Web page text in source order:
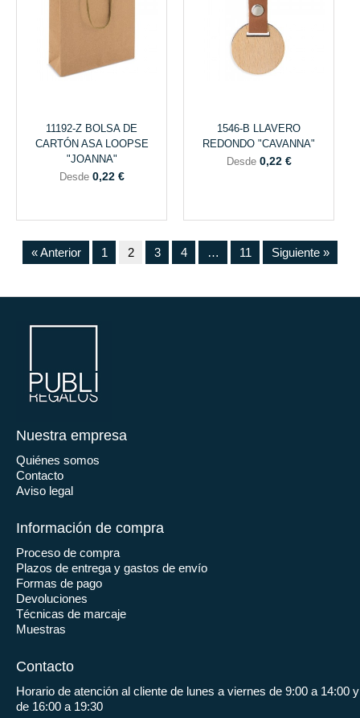
11192-Z BOLSA DE
CARTÓN ASA LOOPSE
"JOANNA"
Desde 0,22 €
1546-B LLAVERO
REDONDO "CAVANNA"
Desde 0,22 €
« Anterior 1 2 3 4 … 11 Siguiente »
Nuestra empresa
Quiénes somos
Contacto
Aviso legal
Información de compra
Proceso de compra
Plazos de entrega y gastos de envío
Formas de pago
Devoluciones
Técnicas de marcaje
Muestras
Contacto
Horario de atención al cliente de lunes a viernes de 9:00 a 14:00 y
de 16:00 a 19:30